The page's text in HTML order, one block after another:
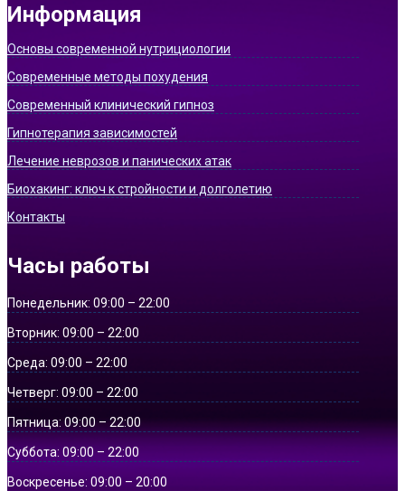
Информация
Основы современной нутрициологии
Современные методы похудения
Современный клинический гипноз
Гипнотерапия зависимостей
Лечение неврозов и панических атак
Биохакинг: ключ к стройности и долголетию
Контакты
Часы работы
Понедельник: 09:00 – 22:00
Вторник: 09:00 – 22:00
Среда: 09:00 – 22:00
Четверг: 09:00 – 22:00
Пятница: 09:00 – 22:00
Суббота: 09:00 – 22:00
Воскресенье: 09:00 – 20:00